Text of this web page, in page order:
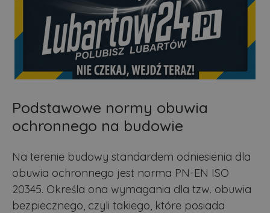
Podstawowe normy obuwia
ochronnego na budowie
Na terenie budowy standardem odniesienia dla
obuwia ochronnego jest norma PN-EN ISO
20345. Określa ona wymagania dla tzw. obuwia
bezpiecznego, czyli takiego, które posiada